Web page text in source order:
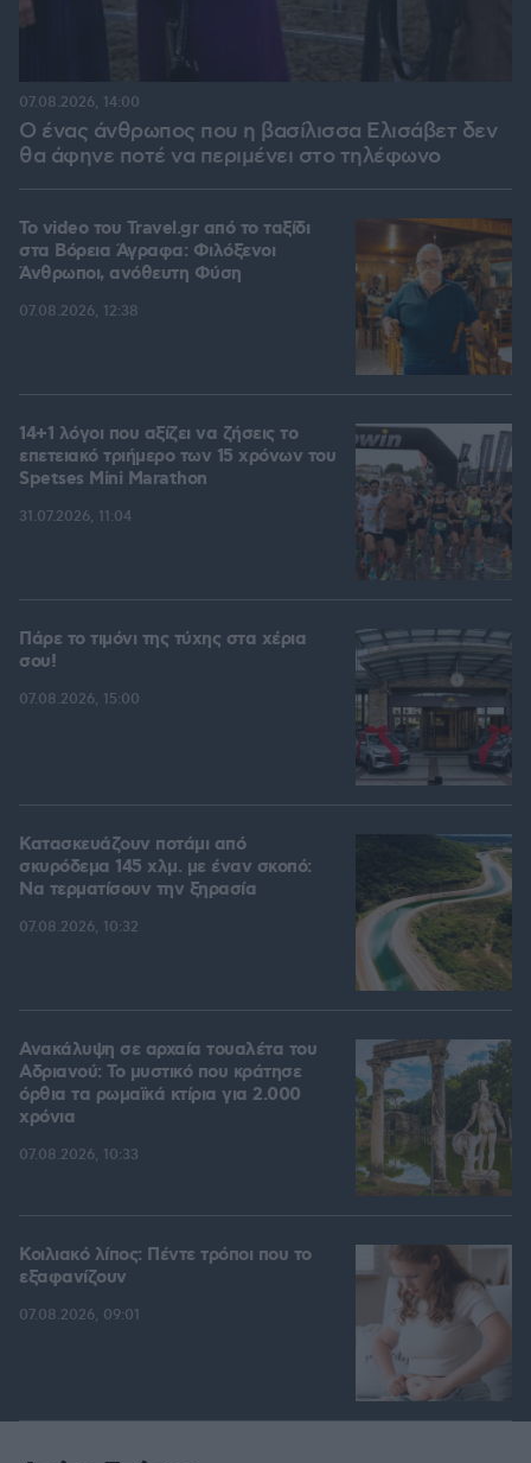
Ο ένας άνθρωπος που η βασίλισσα Ελισάβετ δεν
θα άφηνε ποτέ να περιμένει στο τηλέφωνο
07.08.2026, 14:00
To video του Travel.gr από το ταξίδι
στα Βόρεια Άγραφα: Φιλόξενοι
Άνθρωποι, ανόθευτη Φύση
07.08.2026, 12:38
14+1 λόγοι που αξίζει να ζήσεις το
επετειακό τριήμερο των 15 χρόνων του
Spetses Mini Marathon
31.07.2026, 11:04
Πάρε το τιμόνι της τύχης στα χέρια
σου!
07.08.2026, 15:00
Κατασκευάζουν ποτάμι από
σκυρόδεμα 145 χλμ. με έναν σκοπό:
Να τερματίσουν την ξηρασία
07.08.2026, 10:32
Ανακάλυψη σε αρχαία τουαλέτα του
Αδριανού: Το μυστικό που κράτησε
όρθια τα ρωμαϊκά κτίρια για 2.000
χρόνια
07.08.2026, 10:33
Κοιλιακό λίπος: Πέντε τρόποι που το
εξαφανίζουν
07.08.2026, 09:01